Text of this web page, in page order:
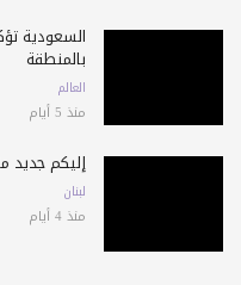
السعودية
بالمنطقة
العالم
منذ 5 أيام
إليكم جديد
لبنان
منذ 4 أيام